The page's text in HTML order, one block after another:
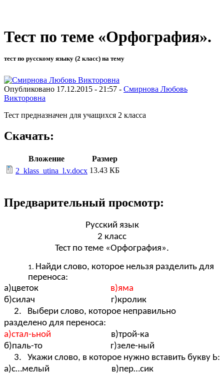
Тест по теме «Орфография».
тест по русскому языку (2 класс) на тему
Опубликовано 17.12.2015 - 21:57 - Смирнова Любовь
Викторовна
Тест предназначен для учащихся 2 класса
Скачать:
Вложение
Размер
2_klass_utina_l.v.docx 13.43 КБ
Предварительный просмотр:
Русский язык
2 класс
Тест по теме «Орфография».
Найди слово, которое нельзя разделить для
переноса:
а)цветок в)яма
б)силач г)кролик
2. Выбери слово, которое неправильно
разделено для переноса:
а)стал-ьной в)трой-ка
б)паль-то г)зеле-ный
3. Укажи слово, в которое нужно вставить букву Ь:
а)с…мелый в)пер…сик